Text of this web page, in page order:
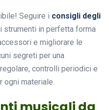
Seguire i consigli degli
strumenti in perfetta forma
e migliorare le
segreti per una
controlli periodici e
materiale.